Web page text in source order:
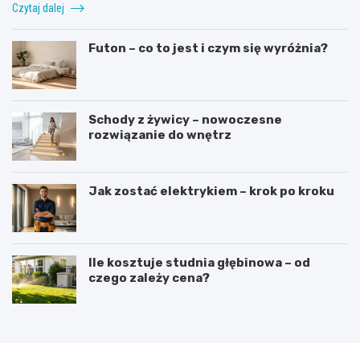
Czytaj dalej
Futon – co to jest i czym się wyróżnia?
Schody z żywicy – nowoczesne
rozwiązanie do wnętrz
Jak zostać elektrykiem – krok po kroku
Ile kosztuje studnia głębinowa – od
czego zależy cena?
J
J